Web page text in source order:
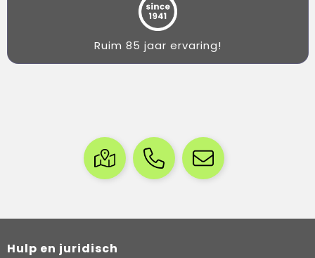
Ruim 85 jaar ervaring!
Hulp en juridisch